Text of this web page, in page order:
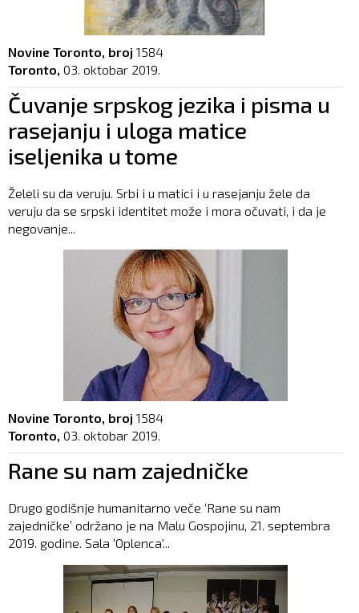
Novine Toronto, broj 1584
Toronto, 03. oktobar 2019.
Čuvanje srpskog jezika i pisma u
rasejanju i uloga matice
iseljenika u tome
Želeli su da veruju. Srbi i u matici i u rasejanju žele da
veruju da se srpski identitet može i mora očuvati, i da je
negovanje...
Novine Toronto, broj 1584
Toronto, 03. oktobar 2019.
Rane su nam zajedničke
Drugo godišnje humanitarno veče ‘Rane su nam
zajedničke’ održano je na Malu Gospojinu, 21. septembra
2019. godine. Sala 'Oplenca'...